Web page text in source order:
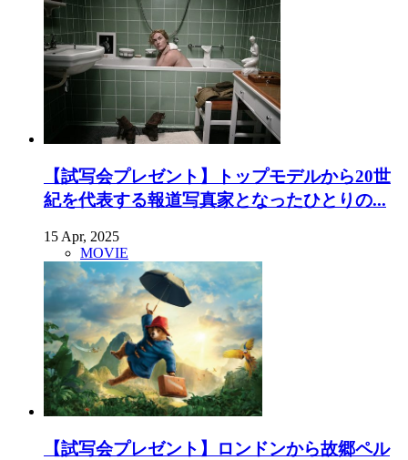
【試写会プレゼント】トップモデルから20世
紀を代表する報道写真家となったひとりの...
15 Apr, 2025
MOVIE
【試写会プレゼント】ロンドンから故郷ペル